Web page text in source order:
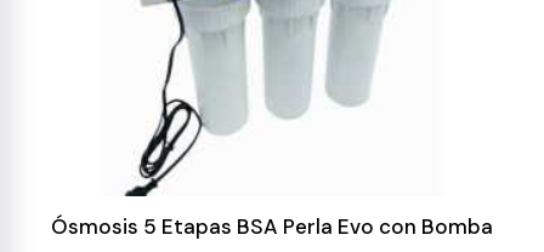
Ósmosis 5 Etapas BSA Perla Evo con Bomba